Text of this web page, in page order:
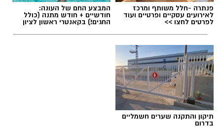
יש לכם מידע חשוב שטרם נחשף? צילומים מאירוע
חדשותי? מצאתם טעות בכתבה? נשמח שתשתפו
אותנו
פנתרה -חלל משותף ומרכז
לאירועים עסקיים ופרטיים ועוד
לפרטים לחצו >>
המבצע החם של העונה:
חודשיים + חודש מתנה (כולל
החגים!) בקאנטרי ראשון לציון
תיקון והתקנה שערים חשמליים
בדרום